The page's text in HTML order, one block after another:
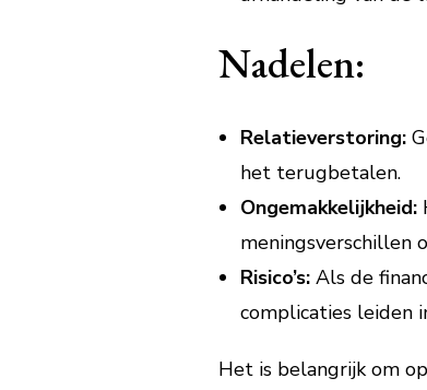
Nadelen:
Relatieverstoring:
het terugbetalen.
Ongemakkelijkheid:
meningsverschillen
Risico’s:Als de
complicaties leiden
Het is belangrijk om